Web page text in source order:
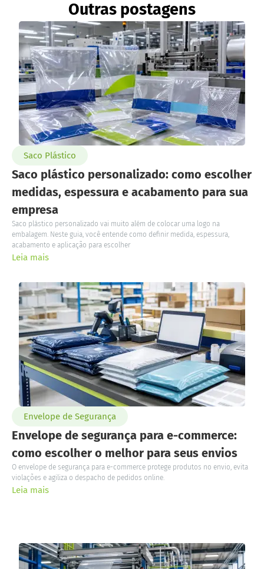
Outras postagens
Saco Plástico
Saco plástico personalizado: como escolher
medidas, espessura e acabamento para sua
empresa
Saco plástico personalizado vai muito além de colocar uma logo na
embalagem. Neste guia, você entende como definir medida, espessura,
acabamento e aplicação para escolher
Leia mais
Envelope de Segurança
Envelope de segurança para e-commerce:
como escolher o melhor para seus envios
O envelope de segurança para e-commerce protege produtos no envio, evita
violações e agiliza o despacho de pedidos online.
Leia mais